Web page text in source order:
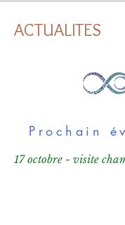
ACTUALITES
Prochain
17 octobre - visite